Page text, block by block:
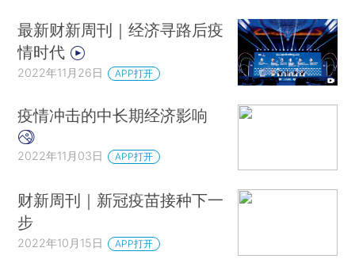
最新财新周刊｜经济寻路后疫
情时代
2022年11月26日 APP打开
疫情冲击的中长期经济影响
2022年11月03日 APP打开
财新周刊｜新冠疫苗接种下一
步
2022年10月15日 APP打开